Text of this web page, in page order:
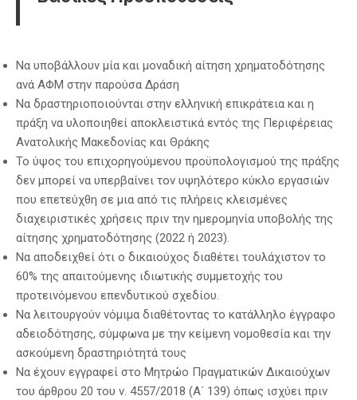
Να υποβάλλουν μία και μοναδική αίτηση χρηματοδότησης
ανά ΑΦΜ στην παρούσα Δράση
Να δραστηριοποιούνται στην ελληνική επικράτεια και η
πράξη να υλοποιηθεί αποκλειστικά εντός της Περιφέρειας
Ανατολικής Μακεδονίας και Θράκης
Το ύψος του επιχορηγούμενου προϋπολογισμού της πράξης
δεν μπορεί να υπερβαίνει τον υψηλότερο κύκλο εργασιών
που επετεύχθη σε μια από τις πλήρεις κλεισμένες
διαχειριστικές χρήσεις πριν την ημερομηνία υποβολής της
αίτησης χρηματοδότησης (2022 ή 2023).
Να αποδειχθεί ότι ο δικαιούχος διαθέτει τουλάχιστον το
60% της απαιτούμενης ιδιωτικής συμμετοχής του
προτεινόμενου επενδυτικού σχεδίου.
Να λειτουργούν νόμιμα διαθέτοντας το κατάλληλο έγγραφο
αδειοδότησης, σύμφωνα με την κείμενη νομοθεσία και την
ασκούμενη δραστηριότητά τους
Να έχουν εγγραφεί στο Μητρώο Πραγματικών Δικαιούχων
του άρθρου 20 του ν. 4557/2018 (Α΄ 139) όπως ισχύει πριν